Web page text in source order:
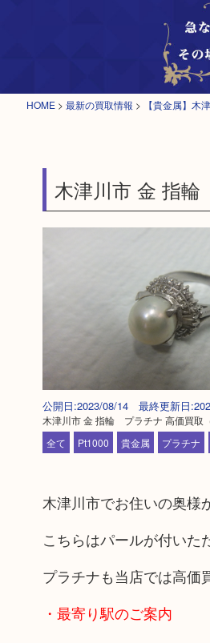
HOME > 最新の買取情報 > 【貴金属】木
木津川市 金 指
公開日:2023/08/14 最終更新日
木津川市 金 指輪 プラチナ 高価買取
全て
Pt1000 貴金属 プラチナ
木津川市でお住いの奥様
こちらはパールが付いた
プラチナも当店では高価
・最寄り駅のご案内